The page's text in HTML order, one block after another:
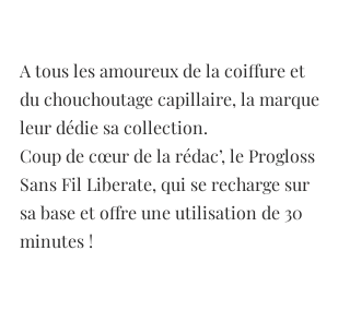
A tous les amoureux de la coiffure et
du chouchoutage capillaire, la marque
leur dédie sa collection.
Coup de cœur de la rédac’, le Progloss
Sans Fil Liberate, qui se recharge sur
sa base et offre une utilisation de 30
minutes !